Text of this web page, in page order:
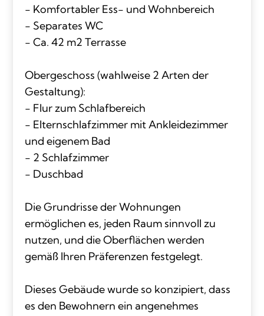
- Komfortabler Ess- und Wohnbereich
- Separates WC
- Ca. 42 m2 Terrasse
Obergeschoss (wahlweise 2 Arten der
Gestaltung):
- Flur zum Schlafbereich
- Elternschlafzimmer mit Ankleidezimmer
und eigenem Bad
- 2 Schlafzimmer
- Duschbad
Die Grundrisse der Wohnungen
ermöglichen es, jeden Raum sinnvoll zu
nutzen, und die Oberflächen werden
gemäß Ihren Präferenzen festgelegt.
Dieses Gebäude wurde so konzipiert, dass
es den Bewohnern ein angenehmes